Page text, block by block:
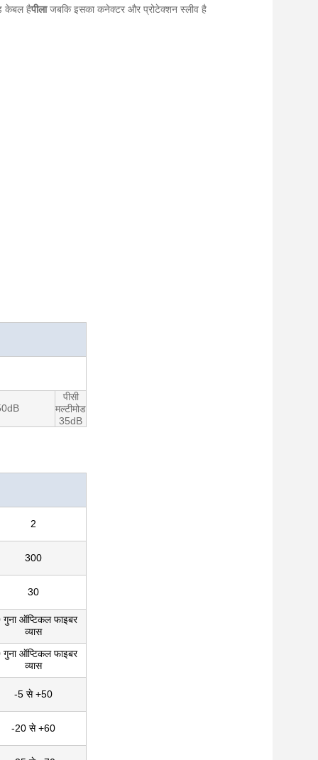
केबल हैपीलाजबकि इसका कनेक्टर और प्रोटेक्शन स्लीव है
पीसी
मल्टीमोड
35dB
2
300
30
गुना ऑप्टिकल फाइबर
व्यास
गुना ऑप्टिकल फाइबर
व्यास
-5 से +50
-20 से +60